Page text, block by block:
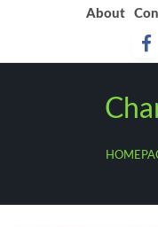
About